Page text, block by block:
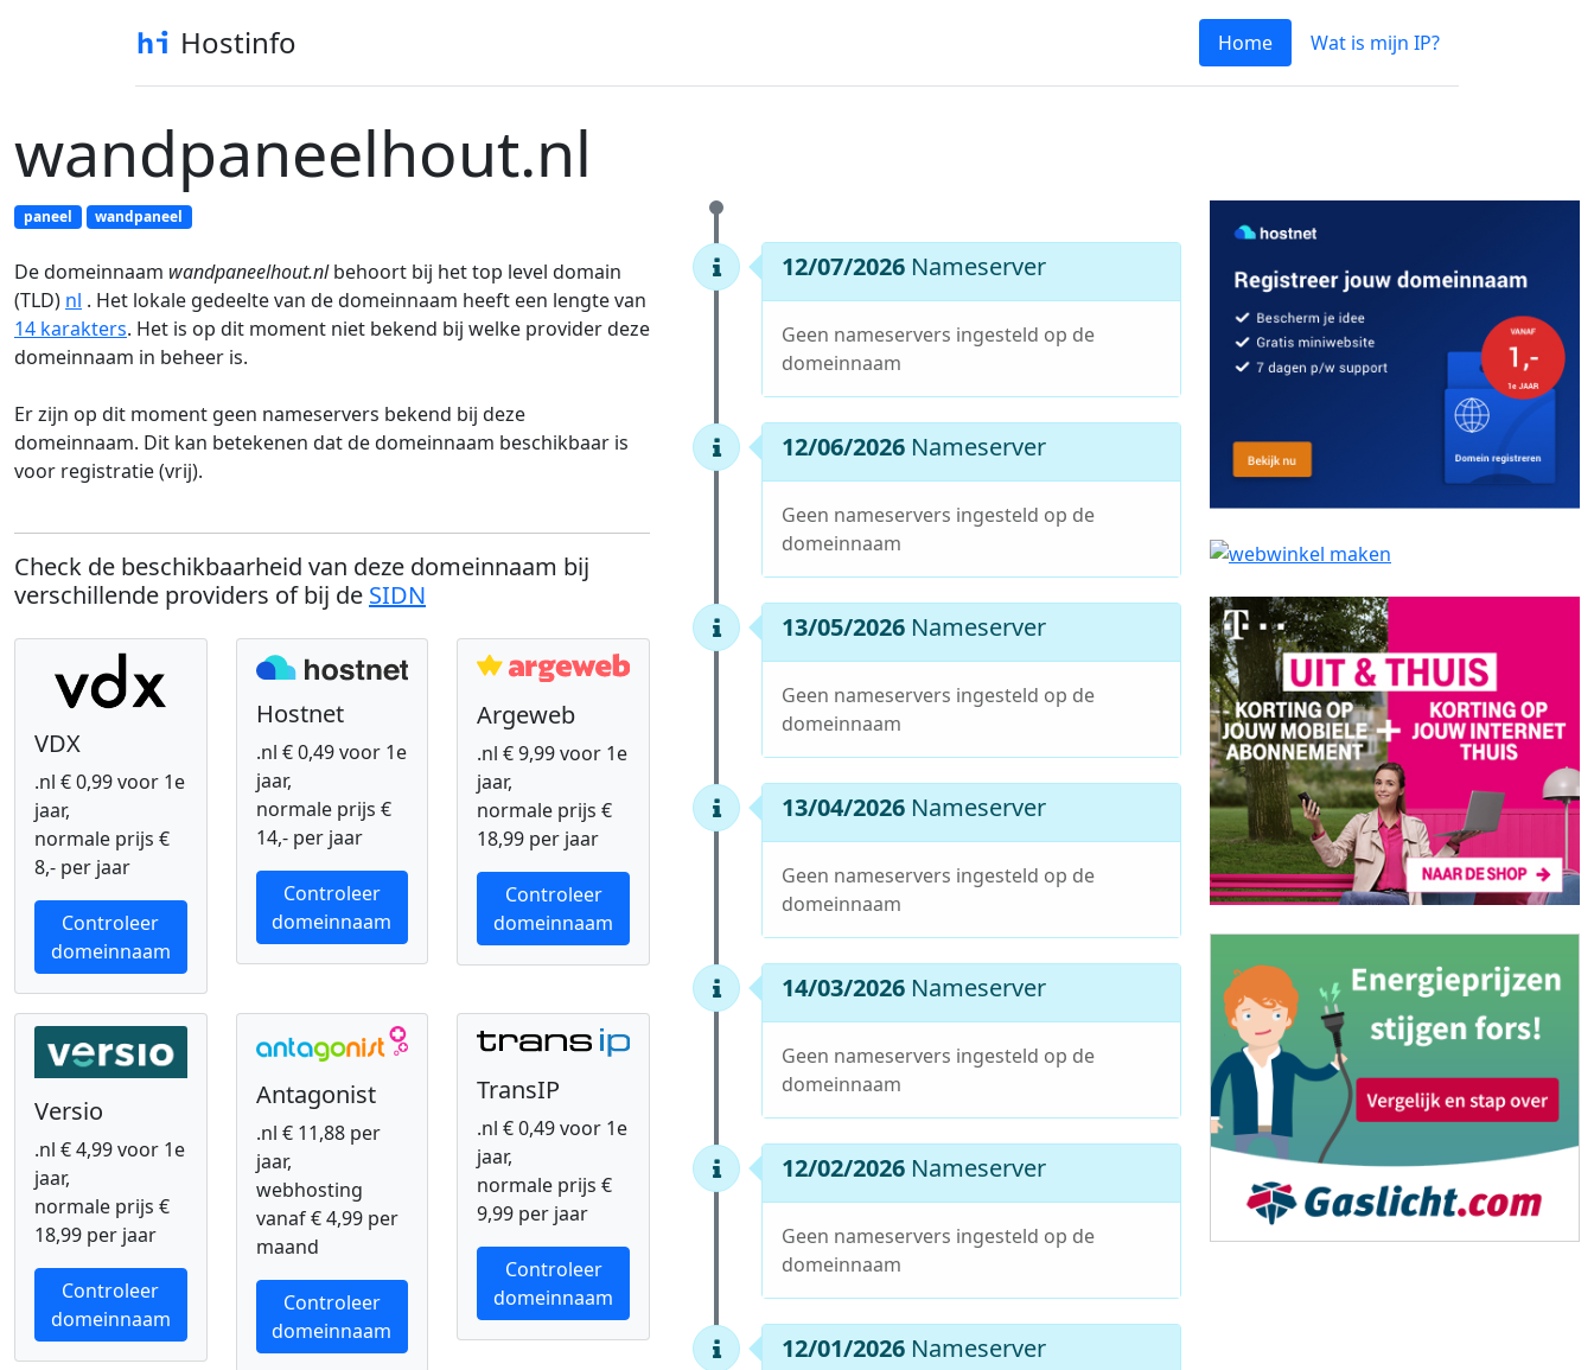
Hostinfo Home Wat is mijn IP?
wandpaneelhout.nl
paneel wandpaneel
De domeinnaam wandpaneelhout.nlbehoort bij het top level domain
(TLD) nl . Het lokale gedeelte van de domeinnaam heeft een lengte van
14 karakters. Het is op dit moment niet bekend bij welke provider deze
domeinnaam in beheer is.
Er zijn op dit moment geen nameservers bekend bij deze
domeinnaam. Dit kan betekenen dat de domeinnaam beschikbaar is
voor registratie (vrij).
Check de beschikbaarheid van deze domeinnaam bij
verschillende providers of bij de SIDN
VDX
.nl € 0,99 voor 1e
jaar,
normale prijs €
8,- per jaar
Controleer
domeinnaam
Hostnet
.nl € 0,49 voor 1e
jaar,
normale prijs €
14,- per jaar
Controleer
domeinnaam
Argeweb
.nl € 9,99 voor 1e
jaar,
normale prijs €
18,99 per jaar
Controleer
domeinnaam
Versio
.nl € 4,99 voor 1e
jaar,
normale prijs €
18,99 per jaar
Controleer
domeinnaam
Antagonist
.nl € 11,88 per
jaar,
webhosting
vanaf € 4,99 per
maand
Controleer
domeinnaam
TransIP
.nl € 0,49 voor 1e
jaar,
normale prijs €
9,99 per jaar
Controleer
domeinnaam
12/07/2026 Nameserver
Geen nameservers ingesteld op de
domeinnaam
12/06/2026 Nameserver
Geen nameservers ingesteld op de
domeinnaam
13/05/2026 Nameserver
Geen nameservers ingesteld op de
domeinnaam
13/04/2026 Nameserver
Geen nameservers ingesteld op de
domeinnaam
14/03/2026 Nameserver
Geen nameservers ingesteld op de
domeinnaam
12/02/2026 Nameserver
Geen nameservers ingesteld op de
domeinnaam
12/01/2026 Nameserver